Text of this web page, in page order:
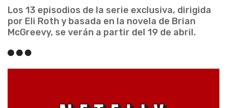
Los 13 episodios de la serie exclusiva, dirigida
por Eli Roth y basada en la novela de Brian
McGreevy, se verán a partir del 19 de abril.